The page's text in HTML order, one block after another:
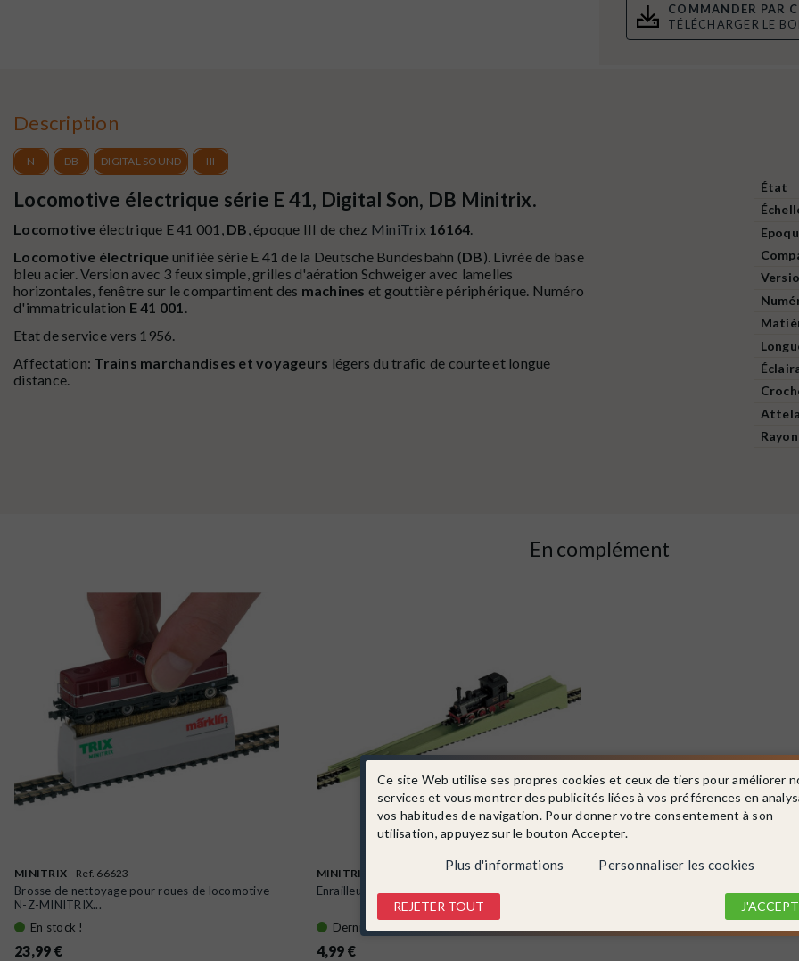
COMMANDER PAR
TÉLÉCHARGER LE
Description
N DB DIGITAL SOUND III
Locomotive électrique série E 41, Digital Son, DB Minitrix.
Locomotive électrique E 41 001, DB , époque III de chez MiniTrix16164
Locomotive électrique unifiée série E 41 de la Deutsche Bundesbahn (DB). Livrée de base
bleu acier. Version avec 3 feux simple, grilles d'aération Schweiger avec lamelles
horizontales, fenêtre sur le compartiment des machines et gouttière périphérique. Numéro
d'immatriculation E 41 001
Etat de service vers 1956.
Affectation: Trains marchandises et voyageurs légers du trafic de courte et longue
distance.
État
Rayon
En complément
MINITRIX Ref. 66623
Brosse de nettoyage pour roues de locomotive-
N-Z-MINITRIX...
En stock !
23,99 €
MINITRIX
Enrailleur -N 1/160-MINITRIX 66529
Derniers articles
4,99 €
Ce site Web utilise ses propres cookies et ceux de tiers pour améliorer
services et vous montrer des publicités liées à vos préférences en
vos habitudes de navigation. Pour donner votre consentement à son
utilisation, appuyez sur le bouton Accepter.
Plus d'informations Personnaliser les cookies
REJETER TOUT